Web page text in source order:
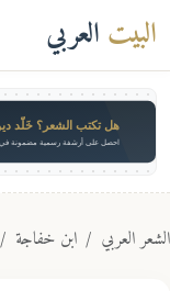
البيتالعربي
هل تكتب الشعر؟ خَلّد
احصل على أرشفة رسمية مضمونة في
العربي ابن خفاجة